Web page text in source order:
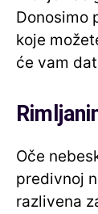
Donosimo
koje
će vam
Oče
predivnoj
razlivena